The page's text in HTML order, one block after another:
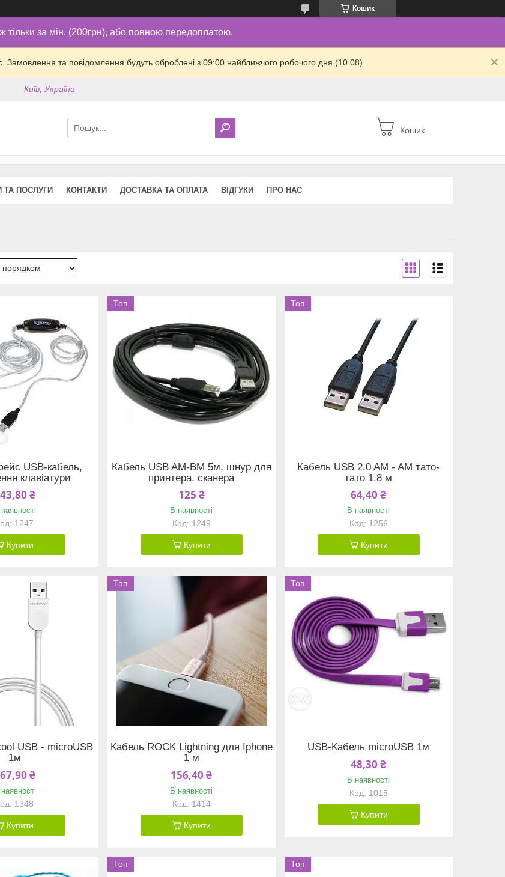
Кошик
тільки за мін. (200грн), або повною передоплатою.
Замовлення та повідомлення будуть оброблені з 09:00 найближчого робочого дня (10.08).
Київ, Україна
Кошик
ТА ПОСЛУГИ КОНТАКТИ ДОСТАВКА ТА ОПЛАТА ВІДГУКИ ПРО НАС
USB-кабель,
клавіатури
₴
1247
Купити
Топ
Кабель USB AM-BM 5м, шнур для
принтера, сканера
125 ₴
В наявності
1249
Купити
Топ
Кабель USB 2.0 AM - AM тато-
тато 1.8 м
64,40 ₴
В наявності
1256
Купити
USB - microUSB
1м
₴
1348
Купити
Топ
Кабель ROCK Lightning для Iphone
1 м
156,40 ₴
В наявності
1414
Купити
Топ
USB-Кабель microUSB 1м
48,30 ₴
В наявності
1015
Купити
Топ Топ